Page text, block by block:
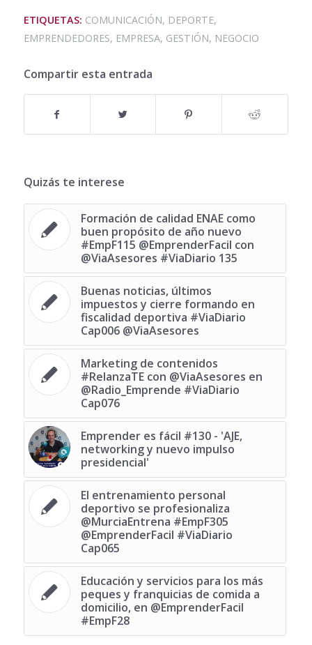
ETIQUETAS: COMUNICACIÓN, DEPORTE,
EMPRENDEDORES, EMPRESA, GESTIÓN, NEGOCIO
Compartir esta entrada
Quizás te interese
Formación de calidad ENAE como
buen propósito de año nuevo
#EmpF115 @EmprenderFacil con
@ViaAsesores #ViaDiario 135
Buenas noticias, últimos
impuestos y cierre formando en
fiscalidad deportiva #ViaDiario
Cap006 @ViaAsesores
Marketing de contenidos
‪#‎RelanzaTE‬ con @ViaAsesores en
@Radio_Emprende ‪#‎ViaDiario‬
Cap076
Emprender es fácil #130 - 'AJE,
networking y nuevo impulso
presidencial'
El entrenamiento personal
deportivo se profesionaliza
@MurciaEntrena #EmpF305
@EmprenderFacil #ViaDiario
Cap065
Educación y servicios para los más
peques y franquicias de comida a
domicilio, en @EmprenderFacil
#EmpF28